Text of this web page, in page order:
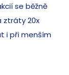
se běžně
ztráty 20x
i při menším